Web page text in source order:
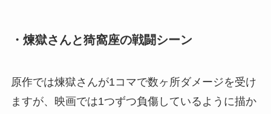
・煉獄さんと猗窩座の戦闘シーン
原作では煉獄さんが1コマで数ヶ所ダメージを受け
ますが、映画では1つずつ負傷しているように描か